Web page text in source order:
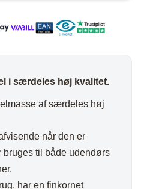
i særdeles høj kvalitet.
af særdeles høj
når den er
til både udendørs
har en finkornet